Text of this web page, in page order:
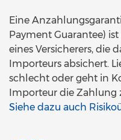
Eine
Payment Guarantee)
eines Versicherers, die
Importeurs absichert.
schlecht oder geht in
Importeur die Zahlung
Siehe dazu auch